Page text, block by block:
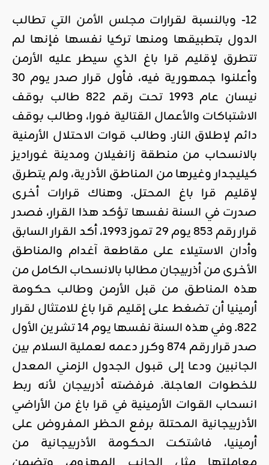
12- وبالنسبة لقرارات
مجلس الأمن التي تطالب
الدول بتطبيقها ومنها تركيا نفسها فإنها لم
تتطرق لإقليم قرا باغ الذي سيطر عليه الأرمن
وأعلنوا جمهورية فيه، فأول قرار صدر يوم 30
نيسان عام 1993 تحت رقم 822 طالب بوقف
الاشتباكات والأعمال القتالية فورا، وطالب بوقف
دائم لإطلاق النار. وطالب قوات الاحتلال الأرمنية
بالانسحاب من منطقة زانغيلان ومدينة غوراديز
كيليجدار وغيرها من المناطق الأذرية، ولم يتطرق
لإقليم قرا باغ المحتل. وهناك قرارات أخرى
صدرت في السنة نفسها تؤكد هذا القرار، فصدر
قرار رقم 853 يوم 29 تموز 1993، أكد القرار السابق
وأدان الاستيلاء على مقاطعة آغدام والمناطق
الأخرى من أذربيجان مطالبا بالانسحاب الكامل من
هذه المناطق من قبل الأرمن وطالب حكومة
أرمينيا أن تضغط على إقليم قرا باغ للامتثال لقرار
822. وفي هذه السنة نفسها يوم 14 تشرين الأول
صدر قرار رقم 874 وكرر دعمه لعملية السلام بين
الجانبين ودعا إلى قبول الجدول الزمني المعدل
للخطوات العاجلة. فرفضته أذربيجان لأنه ربط
انسحاب القوات الأرمينية في قرا باغ من الأراضي
الأذربيجانية المحتلة برفع الحظر المفروض على
أرمينيا، فاشتكت الحكومة الأذربيجانية من